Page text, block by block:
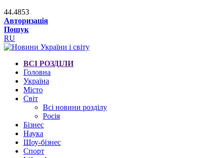
44.4853
Авторизація
Пошук
RU
ВСІ РОЗДІЛИ
Головна
Україна
Місто
Світ
Всі новини розділу
Росія
Бізнес
Наука
Шоу-бізнес
Спорт